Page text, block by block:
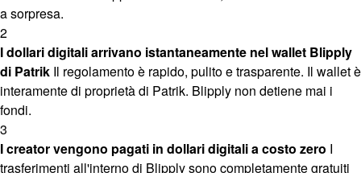
a sorpresa.
2
I dollari digitali arrivano istantaneamente nel wallet Blipply
di Patrik Il regolamento è rapido, pulito e trasparente. Il wallet è
interamente di proprietà di Patrik. Blipply non detiene mai i
fondi.
3
I creator vengono pagati in dollari digitali a costo zero I
trasferimenti all'interno di Blipply sono completamente gratuiti